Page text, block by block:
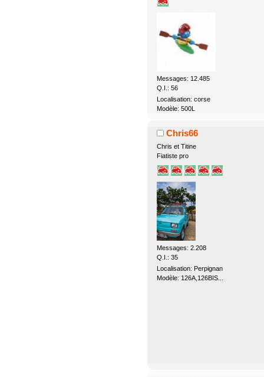
Messages: 12.485
Q.I.: 56
Localisation: corse
Modèle: 500L
Chris66
Chris et Titine
Fiatiste pro
Messages: 2.208
Q.I.: 35
Localisation: Perpignan
Modèle: 126A,126BIS...